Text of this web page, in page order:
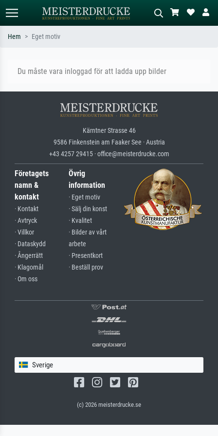
Sök efter konstnär, titel eller stil –
impressionism, Hokusai-våg, naken.
Beskriv scenen – t.ex. grön äng,
oljemålning, stående naken bredvid ett
Hem Eget motiv
Du måste vara inloggad för att ladda upp bilder
Kärntner Strasse 46
9586 Finkenstein am Faaker See · Austria
+43 4257 29415 · office@meisterdrucke.com
Företagets
namn &
kontakt
· Kontakt
· Avtryck
· Villkor
· Dataskydd
· Ångerrätt
· Klagomål
· Om oss
Övrig
information
· Eget motiv
· Sälj din konst
· Kvalitet
· Bilder av vårt
arbete
· Presentkort
· Beställ prov
Sverige
(c) 2026 meisterdrucke.se